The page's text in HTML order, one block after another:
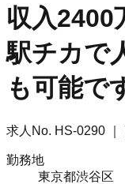
収入2400
駅チカで
も可能で
求人No. HS-0290
勤務地
東京都渋谷区